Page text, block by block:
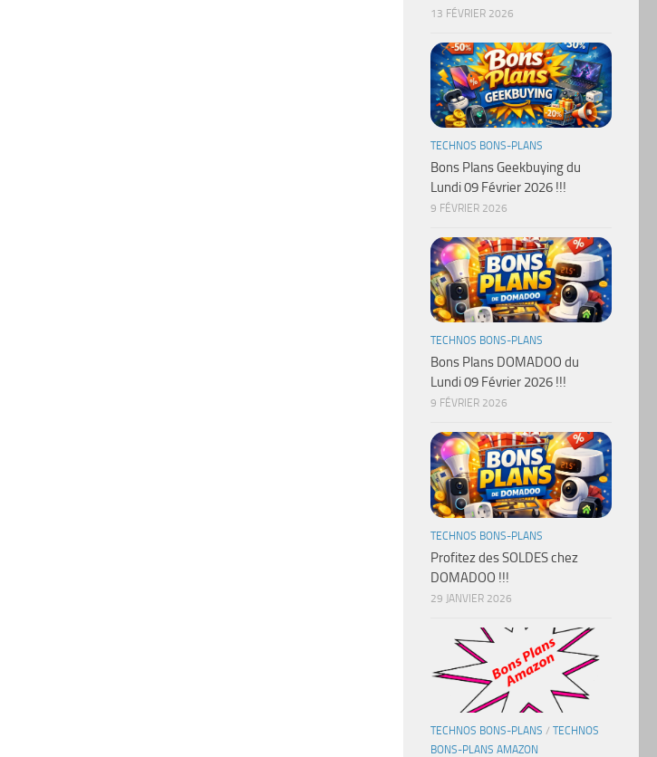
13 FÉVRIER 2026
TECHNOS BONS-PLANS
Bons Plans Geekbuying du
Lundi 09 Février 2026 !!!
9 FÉVRIER 2026
TECHNOS BONS-PLANS
Bons Plans DOMADOO du
Lundi 09 Février 2026 !!!
9 FÉVRIER 2026
TECHNOS BONS-PLANS
Profitez des SOLDES chez
DOMADOO !!!
29 JANVIER 2026
TECHNOS BONS-PLANS / TECHNOS
BONS-PLANS AMAZON